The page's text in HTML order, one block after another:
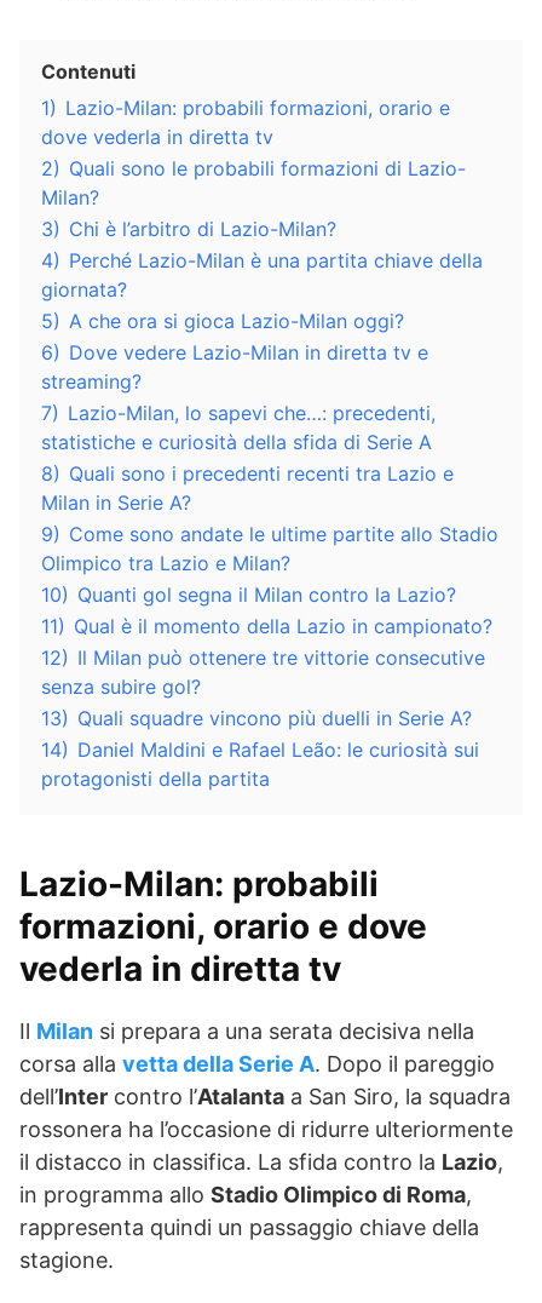
Contenuti
1) Lazio-Milan: probabili formazioni, orario e
dove vederla in diretta tv
2) Quali sono le probabili formazioni di Lazio-
Milan?
3) Chi è l’arbitro di Lazio-Milan?
4) Perché Lazio-Milan è una partita chiave della
giornata?
5) A che ora si gioca Lazio-Milan oggi?
6) Dove vedere Lazio-Milan in diretta tv e
streaming?
7) Lazio-Milan, lo sapevi che…: precedenti,
statistiche e curiosità della sfida di Serie A
8) Quali sono i precedenti recenti tra Lazio e
Milan in Serie A?
9) Come sono andate le ultime partite allo Stadio
Olimpico tra Lazio e Milan?
10) Quanti gol segna il Milan contro la Lazio?
11) Qual è il momento della Lazio in campionato?
12) Il Milan può ottenere tre vittorie consecutive
senza subire gol?
13) Quali squadre vincono più duelli in Serie A?
14) Daniel Maldini e Rafael Leão: le curiosità sui
protagonisti della partita
Lazio-Milan: probabili
formazioni, orario e dove
vederla in diretta tv
Il Milan si prepara a una serata decisiva nella
corsa alla vetta della Serie A. Dopo il pareggio
dell’Inter contro l’Atalanta a San Siro, la squadra
rossonera ha l’occasione di ridurre ulteriormente
il distacco in classifica. La sfida contro la Lazio,
in programma allo Stadio Olimpico di Roma,
rappresenta quindi un passaggio chiave della
stagione.